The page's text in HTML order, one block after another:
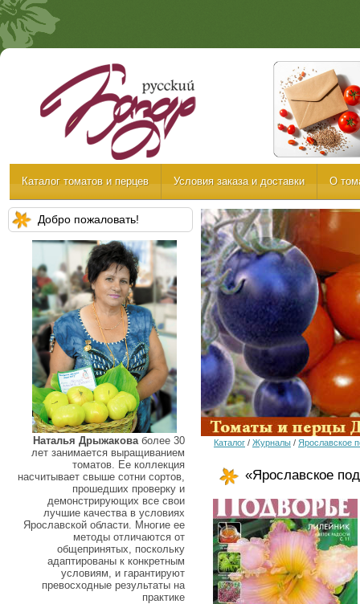
Каталог томатов и перцев Условия заказа и доставки О
Добро пожаловать!
Наталья Дрыжаковаболее 30
лет занимается выращиванием
томатов. Ее коллекция
насчитывает свыше сотни сортов,
прошедших проверку и
демонстрирующих все свои
лучшие качества в условиях
Ярославской области. Многие ее
методы отличаются от
общепринятых, поскольку
адаптированы к конкретным
условиям, и гарантируют
превосходные результаты на
практике
Каталог / Журналы / Ярославское
«Ярославское